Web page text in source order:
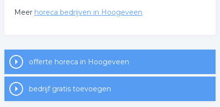
Meer horeca bedrijven in Hoogeveen
offerte horeca in Hoogeveen
bedrijf gratis toevoegen